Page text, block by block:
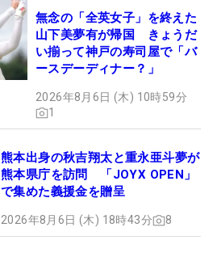
無念の「全英女子」を終えた
山下美夢有が帰国 きょうだ
い揃って神戸の寿司屋で「バ
ースデーディナー？」
2026年8月6日 (木) 10時59分
1
熊本出身の秋吉翔太と重永亜斗夢が
熊本県庁を訪問 「JOYX OPEN」
で集めた義援金を贈呈
2026年8月6日 (木) 18時43分 8